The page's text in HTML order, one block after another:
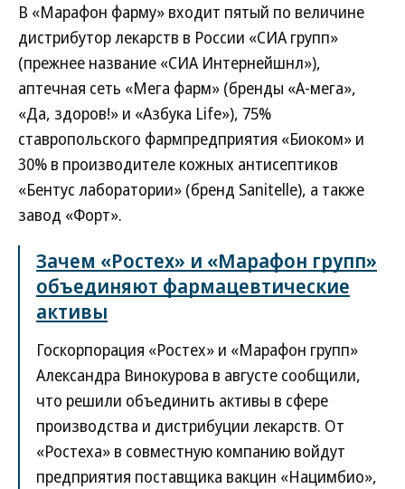
В «Марафон фарму» входит пятый по величине
дистрибутор лекарств в России «СИА групп»
(прежнее название «СИА Интернейшнл»),
аптечная сеть «Мега фарм» (бренды «А-мега»,
«Да, здоров!» и «Азбука Life»), 75%
ставропольского фармпредприятия «Биоком» и
30% в производителе кожных антисептиков
«Бентус лаборатории» (бренд Sanitelle), а также
завод «Форт».
Зачем «Ростех» и «Марафон групп»
объединяют фармацевтические
активы
Госкорпорация «Ростех» и «Марафон групп»
Александра Винокурова в августе сообщили,
что решили объединить активы в сфере
производства и дистрибуции лекарств. От
«Ростеха» в совместную компанию войдут
предприятия поставщика вакцин «Нацимбио»,